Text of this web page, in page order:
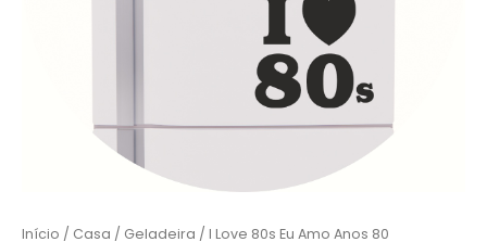
Início / Casa / Geladeira / I Love 80s Eu Amo Anos 80